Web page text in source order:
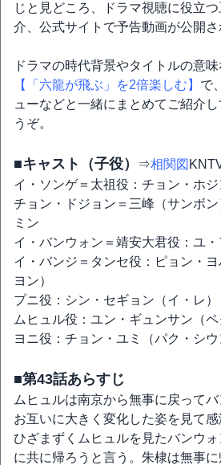
じと見どころ、ドラマ視聴に役立
介、公式サイトで予告動画が公開さ
ドラマの時代背景やタイトルの意
【「六龍が飛ぶ」を2倍楽しむ】 で
ューなどと一緒にまとめてご紹介
うぞ。
■キャスト（子役） ⇒相関図
イ・ソンゲ＝太祖役：チョン・ホジ
チョン・ドジョン＝三峰（サンボ
ミン
イ・バンウォン＝靖安大君役：ユ・
イ・バンジ＝タンセ役：ピョン・
ヨン）
プニ役：シン・セギョン（イ・レ）
ムヒュル役：ユン・ギュンサン（ペ
ヨニ役：チョン・ユミ（パク・シウ
■第43話あらすじ
ムヒュルは南京から無事に戻ってバ
お互いに大きく変化した姿を見て
ひざまずくムヒュルを見たバンウ
に共に帰ろうと言う。朱棣は無事